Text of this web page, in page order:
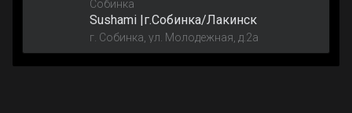
Собинка
Sushami |г.Собинка/Лакинск
г. Собинка, ул. Молодежная, д.2а